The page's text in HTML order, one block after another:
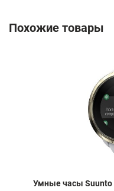
Похожие товары
Умные часы Suunto